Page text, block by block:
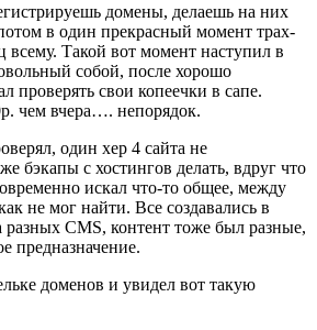
домены, делаешь на них
в один прекрасный момент трах-
всему. Такой вот момент наступил в
собой, после хорошо
проверять свои копеечки в сапе.
чем вчера…. непорядок.
один хер 4 сайта не
бэкапы с хостингов делать, вдруг что
искал что-то общее, между
не мог найти. Все создавались в
разных CMS, контент тоже был разные,
предназначение.
доменов и увидел вот такую